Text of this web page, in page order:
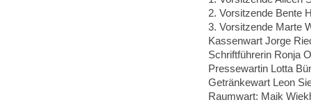
2. Vorsitzende Bente
3. Vorsitzende Marte
Kassenwart Jorge
Schriftführerin Ronja
Pressewartin Lotta
Getränkewart Leon
Raumwart: Maik